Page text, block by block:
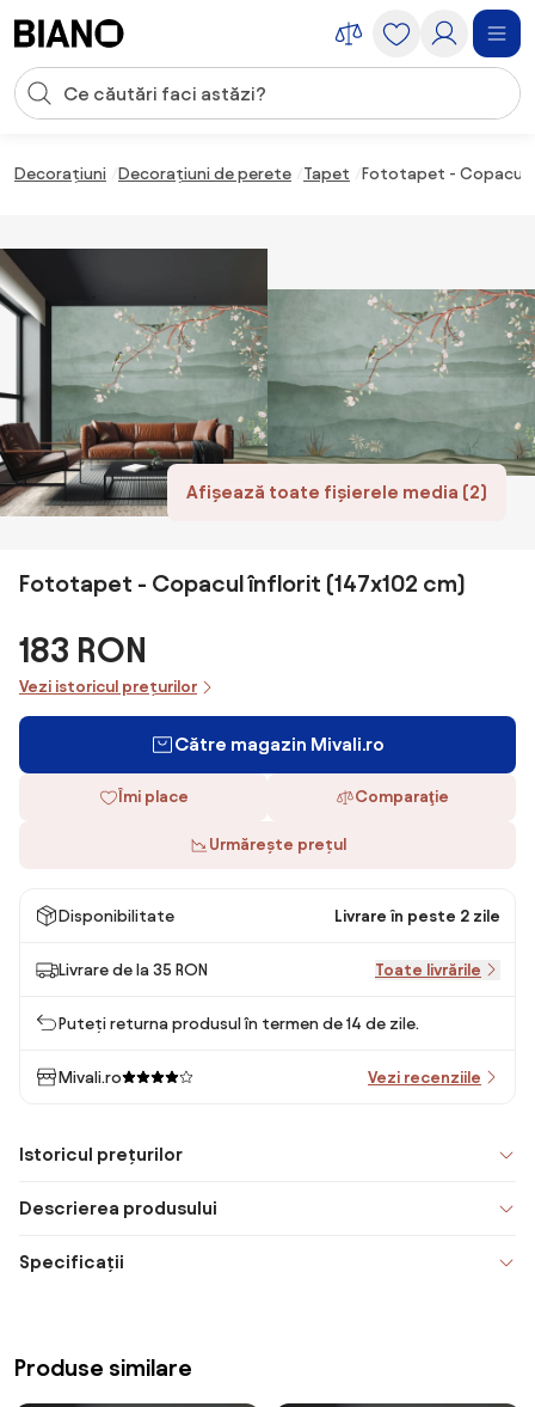
Introducerea căutării
Decorațiuni Decorațiuni de perete Tapet Fototapet - Copacul
Afișează toate fișierele media (2)
Fototapet - Copacul înflorit (147x102 cm)
183 RON
Vezi istoricul prețurilor
Către magazin Mivali.ro
Îmi place Comparaţie
Urmărește prețul
Disponibilitate Livrare în peste 2 zile
Livrare de la 35 RON Toate livrările
Puteți returna produsul în termen de 14 de zile.
Mivali.ro Vezi recenziile
Istoricul prețurilor
Descrierea produsului
Specificații
Produse similare